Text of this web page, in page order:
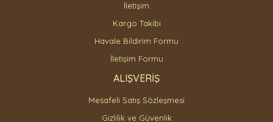
Gönder
İletişim
Kargo Takibi
Havale Bildirim Formu
İletişim Formu
ALIŞVERİŞ
Mesafeli Satış Sözleşmesi
Gizlilik ve Güvenlik